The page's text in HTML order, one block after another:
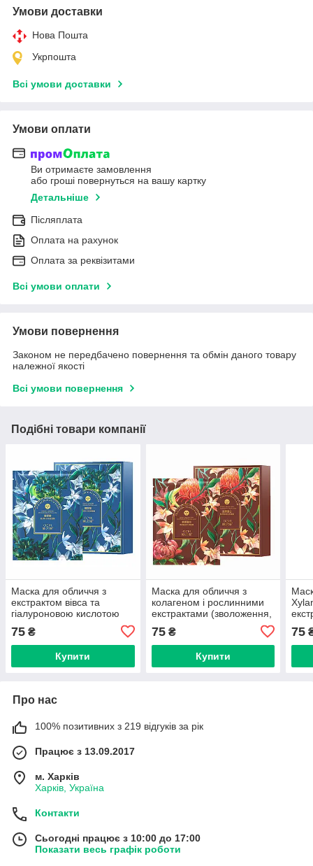
Умови доставки
Нова Пошта
Укрпошта
Всі умови доставки
Умови оплати
Ви отримаєте замовлення
або гроші повернуться на вашу картку
Детальніше
Післяплата
Оплата на рахунок
Оплата за реквізитами
Всі умови оплати
Умови повернення
Законом не передбачено повернення та обмін даного товару
належної якості
Всі умови повернення
Подібні товари компанії
Маска для обличчя з
екстрактом вівса та
гіалуроновою кислотою
(зволоження, живлення)
CMD-203
75 ₴
Купити
Маска для обличчя з
колагеном і рослинними
екстрактами (зволоження,
75₴
Купити
75
Про нас
100% позитивних з 219 відгуків за рік
Працює з 13.09.2017
м. Харків
Харків, Україна
Контакти
Сьогодні працює з 10:00 до 17:00
Показати весь графік роботи